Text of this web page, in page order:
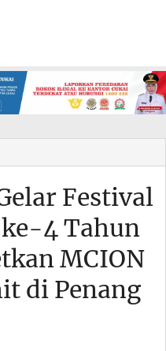
Festival
4 Tahun
MCION
di Penang